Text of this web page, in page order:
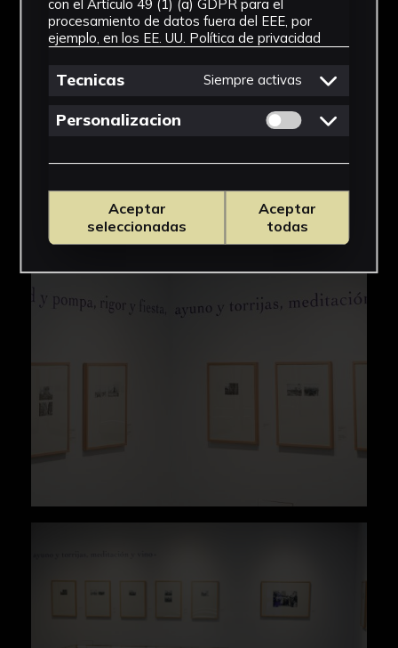
perspectivas, valorando además de sus guiones
tradicionales, las reinterpretaciones
contemporáneas.
con el Artículo 49 (1) (a) GDPR para el
procesamiento de datos fuera del EEE, por
ejemplo, en los EE. UU. Política de privacidad
Tecnicas Siempre activas
Personalizacion Permitir cookies
Aceptar
seleccionadas
Aceptar
todas